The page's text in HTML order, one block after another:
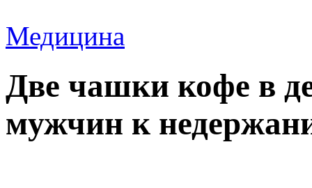
Медицина
Две чашки кофе в
мужчин к